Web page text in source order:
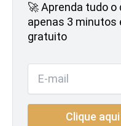
🚀 Aprenda tudo
apenas 3 minutos
gratuito